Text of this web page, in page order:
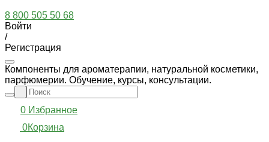
8 800 505 50 68
Войти
/
Регистрация
Компоненты для ароматерапии, натуральной косметики,
парфюмерии. Обучение, курсы, консультации.
0 Избранное
0Корзина